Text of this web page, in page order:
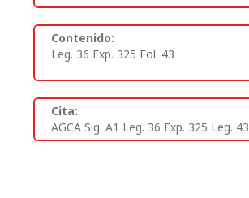
Contenido:
Leg. 36 Exp. 325 Fol. 43
Cita:
AGCA Sig. A1 Leg. 36 Exp. 325 Leg. 43